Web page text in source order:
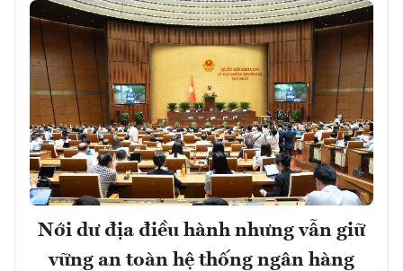
Nới dư địa điều hành nhưng vẫn giữ
vững an toàn hệ thống ngân hàng